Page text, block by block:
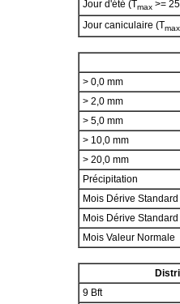
Jour d'été (Tmax>=
Jour caniculaire (Tmax
> 0,0 mm
> 2,0 mm
> 5,0 mm
> 10,0 mm
> 20,0 mm
Précipitation
Mois Dérive Standard
Mois Dérive Standard
Mois Valeur Normale
9 Bft